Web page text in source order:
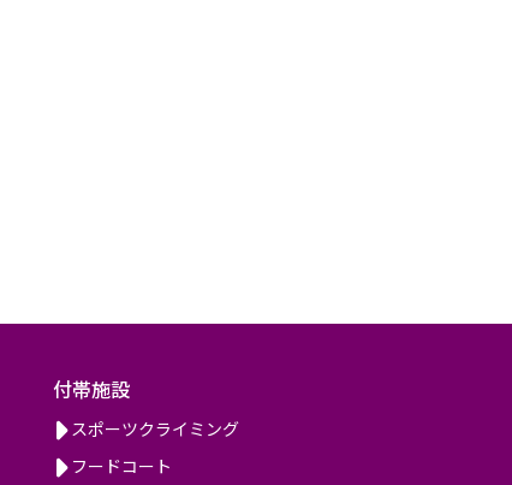
付帯施設
スポーツクライミング
フードコート